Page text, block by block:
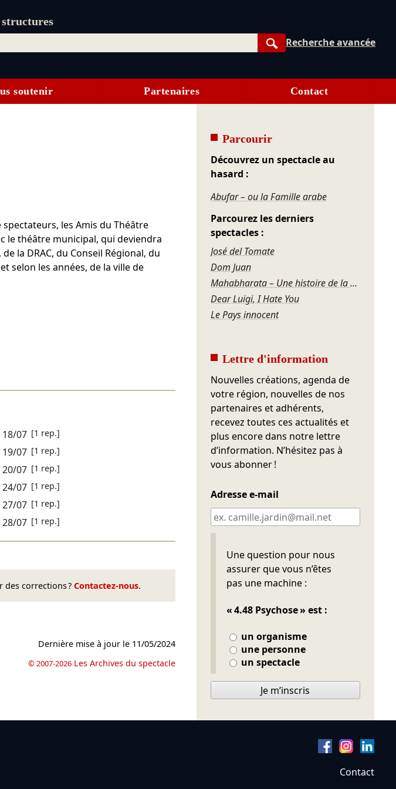
structures
Rechercher
Recherche avancée
soutenir Partenaires Contact
les Amis du Théâtre
le théâtre municipal, qui deviendra
la DRAC, du Conseil Régional, du
selon les années, de la ville de
18/07 [1 rep.]
19/07 [1 rep.]
20/07 [1 rep.]
24/07 [1 rep.]
27/07 [1 rep.]
28/07 [1 rep.]
corrections ? Contactez-nous.
Dernière mise à jour le 11/05/2024
© 2007-2026 Les Archives du spectacle
Parcourir
Découvrez un spectacle au
hasard :
Abufar – ou la Famille arabe
Parcourez les derniers
spectacles :
José del Tomate
Dom Juan
Mahabharata – Une histoire de la violence
Dear Luigi, I Hate You
Le Pays innocent
Lettre d'information
Nouvelles créations, agenda de
votre région, nouvelles de nos
partenaires et adhérents,
recevez toutes ces actualités et
plus encore dans notre lettre
d’information. N’hésitez pas à
vous abonner !
Adresse e-mail
Une question pour nous
assurer que vous n’êtes
pas une machine :
« 4.48 Psychose » est :
un organisme
une personne
un spectacle
Ne pas remplir
Je m’inscris
Contact